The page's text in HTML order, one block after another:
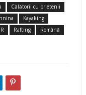
Călătorii cu prietenii
Kayaking
R Rafting
Română